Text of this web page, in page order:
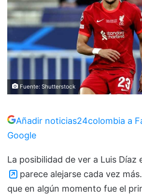
Fuente: Shutterstock
Añadir noticias24colombia a
Google
La posibilidad de ver a Luis Díaz
parece alejarse cada vez
que en algún momento fue el